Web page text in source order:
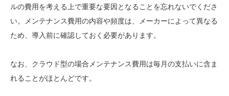
ルの費用を考える上で重要な要因となることを忘れないでくださ
い。メンテナンス費用の内容や頻度は、メーカーによって異なる
ため、導入前に確認しておく必要があります。
なお、クラウド型の場合メンテナンス費用は毎月の支払いに含ま
れることがほとんどです。